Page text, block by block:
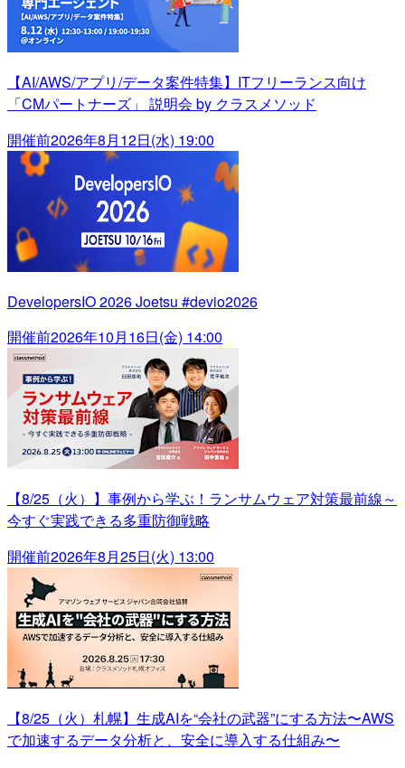
【AI/AWS/アプリ/データ案件特集】ITフリーランス向け
「CMパートナーズ」 説明会 by クラスメソッド
開催前2026年8月12日(水) 19:00
DevelopersIO 2026 Joetsu #devio2026
開催前2026年10月16日(金) 14:00
【8/25（火）】事例から学ぶ！ランサムウェア対策最前線～
今すぐ実践できる多重防御戦略
開催前2026年8月25日(火) 13:00
【8/25（火）札幌】生成AIを“会社の武器”にする方法〜AWS
で加速するデータ分析と、安全に導入する仕組み〜